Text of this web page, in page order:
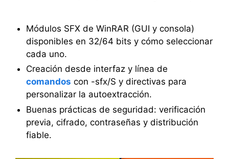
Módulos SFX de WinRAR (GUI y consola)
disponibles en 32/64 bits y cómo seleccionar
cada uno.
Creación desde interfaz y línea de
comandos con -sfx/S y directivas para
personalizar la autoextracción.
Buenas prácticas de seguridad: verificación
previa, cifrado, contraseñas y distribución
fiable.